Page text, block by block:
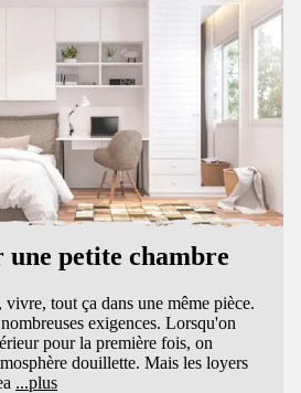
une petite chambre
tout ça dans une même pièce.
exigences. Lorsqu'on
pour la première fois, on
douillette. Mais les loyers
...plus